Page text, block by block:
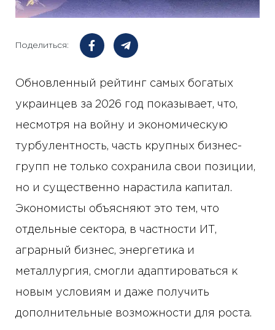
Поделиться:
Обновленный рейтинг самых богатых
украинцев за 2026 год показывает, что,
несмотря на войну и экономическую
турбулентность, часть крупных бизнес-
групп не только сохранила свои позиции,
но и существенно нарастила капитал.
Экономисты объясняют это тем, что
отдельные сектора, в частности ИТ,
аграрный бизнес, энергетика и
металлургия, смогли адаптироваться к
новым условиям и даже получить
дополнительные возможности для роста.